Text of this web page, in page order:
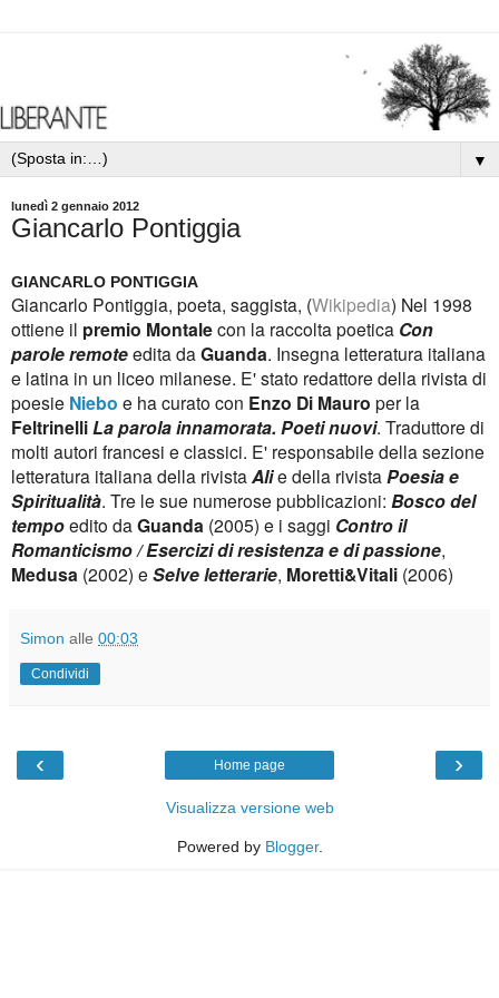
▼
lunedì 2 gennaio 2012
Giancarlo Pontiggia
GIANCARLO PONTIGGIA
Giancarlo Pontiggia, poeta, saggista, (Wikipedia) Nel 1998
ottiene il premio Montalecon la raccolta poetica Con
parole remoteedita daGuanda. Insegna letteratura italiana
e latina in un liceo milanese. E' stato redattore della rivista di
poesie Niebo e ha curato con Enzo Di Mauro per la
FeltrinelliLa parola innamorata. Poeti nuovi. Traduttore di
molti autori francesi e classici. E' responsabile della sezione
letteratura italiana della rivistaAlie della rivistaPoesia e
Spiritualità. Tre le sue numerose pubblicazioni: Bosco del
tempoedito daGuanda (2005) e i saggi Contro il
Romanticismo / Esercizi di resistenza e di passione,
Medusa (2002) e Selve letterarie, Moretti&Vitali (2006)
Simon alle 00:03
Condividi
‹ ›
Home page
Visualizza versione web
Powered by Blogger.